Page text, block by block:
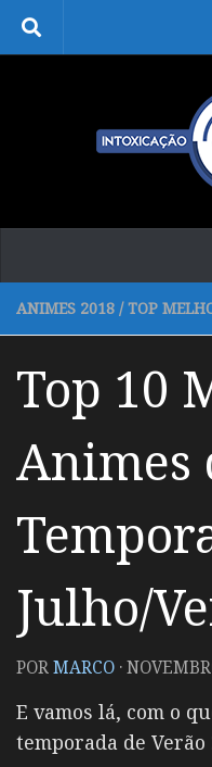
Skip to content
ANIMES 2018 / TOP
Top 10
Animes
Julho/
PORMARCO ·
E vamos lá, com o
temporada de Verão